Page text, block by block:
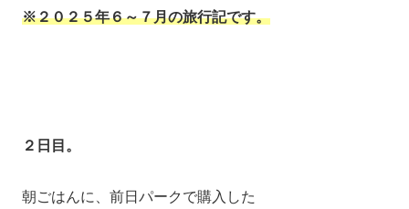
※２０２５年６～７月の旅行記です。
２日目。
朝ごはんに、前日パークで購入した